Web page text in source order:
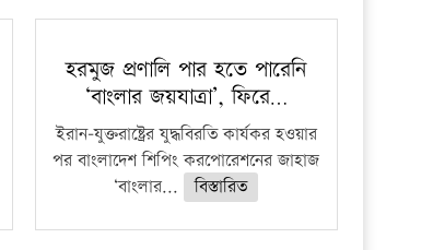
হরমুজ প্রণালি পার হতে পারেনি
‘বাংলার জয়যাত্রা’, ফিরে…
ইরান-যুক্তরাষ্ট্রের যুদ্ধবিরতি কার্যকর হওয়ার
পর বাংলাদেশ শিপিং করপোরেশনের জাহাজ
‘বাংলার...
বিস্তারিত